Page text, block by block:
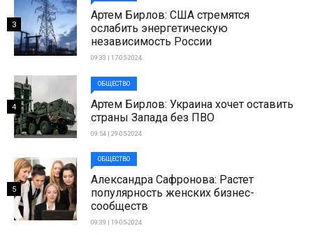
Артем Бирлов: США стремятся
ослабить энергетическую
независимость России
09:33 | 17-05-2024
3
ОБЩЕСТВО
Артем Бирлов: Украина хочет оставить
страны Запада без ПВО
09:54 | 29-05-2024
4
ОБЩЕСТВО
Александра Сафронова: Растет
популярность женских бизнес-
сообществ
09:39 | 19-05-2024
5